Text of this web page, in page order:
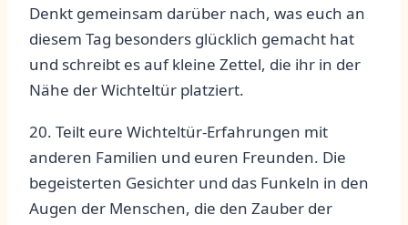
Denkt ⁢gemeinsam ‍darüber nach, was euch an
diesem Tag besonders glücklich gemacht hat
‍und schreibt⁣ es auf kleine Zettel, die ​ihr ⁣in der
Nähe der Wichteltür platziert.
20. ⁣Teilt eure Wichteltür-Erfahrungen⁣ mit
anderen Familien ​und euren Freunden. Die
begeisterten Gesichter⁣ und das Funkeln in den
Augen ⁤der Menschen, die den Zauber der